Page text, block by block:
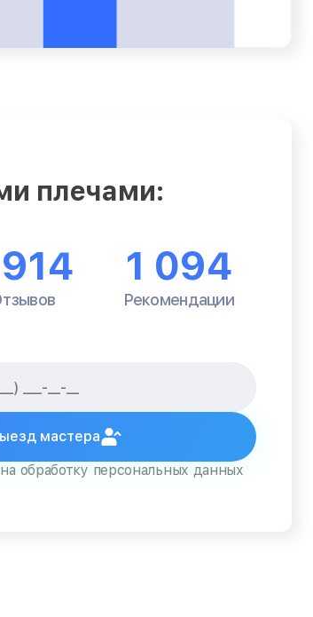
плечами:
1 094
Рекомендации
мастера
обработку персональных данных